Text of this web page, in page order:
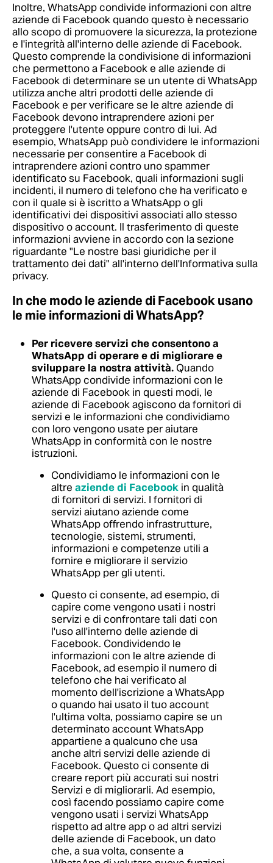
Inoltre, WhatsApp condivide informazioni con altre
aziende di Facebook quando questo è necessario
allo scopo di promuovere la sicurezza, la protezione
e l'integrità all'interno delle aziende di Facebook.
Questo comprende la condivisione di informazioni
che permettono a Facebook e alle aziende di
Facebook di determinare se un utente di WhatsApp
utilizza anche altri prodotti delle aziende di
Facebook e per verificare se le altre aziende di
Facebook devono intraprendere azioni per
proteggere l'utente oppure contro di lui. Ad
esempio, WhatsApp può condividere le informazioni
necessarie per consentire a Facebook di
intraprendere azioni contro uno spammer
identificato su Facebook, quali informazioni sugli
incidenti, il numero di telefono che ha verificato e
con il quale si è iscritto a WhatsApp o gli
identificativi dei dispositivi associati allo stesso
dispositivo o account. Il trasferimento di queste
informazioni avviene in accordo con la sezione
riguardante "Le nostre basi giuridiche per il
trattamento dei dati" all'interno dell'Informativa sulla
privacy.
In che modo le aziende di Facebook usano
le mie informazioni di WhatsApp?
Per ricevere servizi che consentono a
WhatsApp di operare e di migliorare e
sviluppare la nostra attività. Quando
WhatsApp condivide informazioni con le
aziende di Facebook in questi modi, le
aziende di Facebook agiscono da fornitori di
servizi e le informazioni che condividiamo
con loro vengono usate per aiutare
WhatsApp in conformità con le nostre
istruzioni.
Condividiamo le informazioni con le
altre aziende di Facebook in qualità
di fornitori di servizi. I fornitori di
servizi aiutano aziende come
WhatsApp offrendo infrastrutture,
tecnologie, sistemi, strumenti,
informazioni e competenze utili a
fornire e migliorare il servizio
WhatsApp per gli utenti.
Questo ci consente, ad esempio, di
capire come vengono usati i nostri
servizi e di confrontare tali dati con
l'uso all'interno delle aziende di
Facebook. Condividendo le
informazioni con le altre aziende di
Facebook, ad esempio il numero di
telefono che hai verificato al
momento dell'iscrizione a WhatsApp
o quando hai usato il tuo account
l'ultima volta, possiamo capire se un
determinato account WhatsApp
appartiene a qualcuno che usa
anche altri servizi delle aziende di
Facebook. Questo ci consente di
creare report più accurati sui nostri
Servizi e di migliorarli. Ad esempio,
così facendo possiamo capire come
vengono usati i servizi WhatsApp
rispetto ad altre app o ad altri servizi
delle aziende di Facebook, un dato
che, a sua volta, consente a